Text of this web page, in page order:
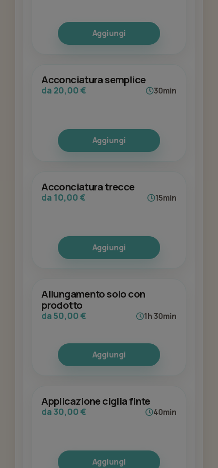
Aggiungi
Acconciatura semplice
da 20,00 € 30min
Aggiungi
Acconciatura trecce
da 10,00 € 15min
Aggiungi
Allungamento solo con
prodotto
da 50,00 € 1h 30min
Aggiungi
Applicazione ciglia finte
da 30,00 € 40min
Aggiungi